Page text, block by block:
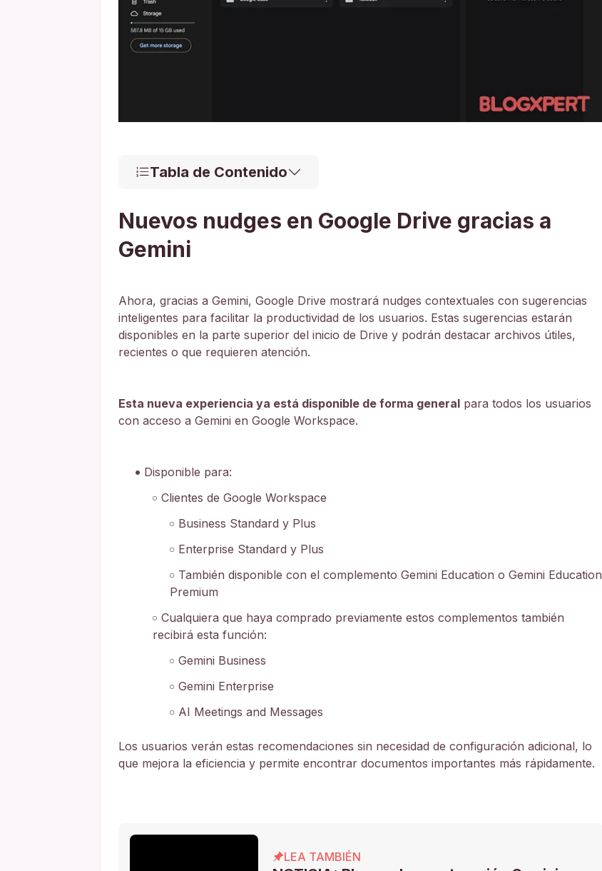
Tabla de Contenido
Nuevos nudges en Google Drive gracias a
Gemini
Ahora, gracias a Gemini, Google Drive mostrará nudges contextuales con sugerencias
inteligentes para facilitar la productividad de los usuarios. Estas sugerencias estarán
disponibles en la parte superior del inicio de Drive y podrán destacar archivos útiles,
recientes o que requieren atención.
Esta nueva experiencia ya está disponible de forma general para todos los usuarios
con acceso a Gemini en Google Workspace.
Disponible para:
Clientes de Google Workspace
Business Standard y Plus
Enterprise Standard y Plus
También disponible con el complemento Gemini Education o Gemini Education
Premium
Cualquiera que haya comprado previamente estos complementos también
recibirá esta función:
Gemini Business
Gemini Enterprise
AI Meetings and Messages
Los usuarios verán estas recomendaciones sin necesidad de configuración adicional, lo
que mejora la eficiencia y permite encontrar documentos importantes más rápidamente.
LEA TAMBIÉN